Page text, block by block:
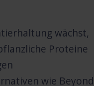
wächst,
Proteine
wie Beyond